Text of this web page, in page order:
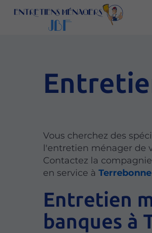
Vous cherchez des
l'entretien ménager de
Contactez la
en service àTerrebonne
Entretien
banques à